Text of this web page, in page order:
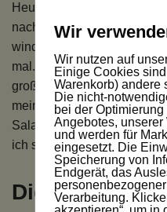
Heute Morgen sieht es
nach wie vor sehr windig
windgeschützt, vielleicht
mal. Zumindest in einen
großes, widerstandsfähiges
meinem selbst gebastelten
Salat-Bänder eingesetzt.
ich schaue täglich nach.
Die
Wir
Wir nutzen auf
Einige Cookies
Warenkorb) andere
Die nicht-
bei der
Angebotes,
und werden für
eingesetzt. Die
Speicherung von
Endgerät, das
Verarbeitung.
akzeptieren“, um in